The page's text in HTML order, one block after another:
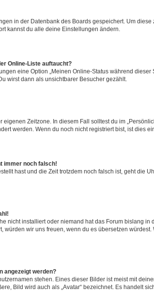
in der Datenbank des Boards gespeichert. Um
kannst du alle deine Einstellungen ändern.
Online-Liste auftaucht?
eine Option „Meinen Online-Status während
wirst dann als unsichtbarer Besucher gezählt.
Zeitzone. In diesem Fall solltest du im
werden. Wenn du noch nicht registriert bist, ist dies
immer noch falsch!
hast und die Zeit trotzdem noch falsch ist, geht die
nicht installiert oder niemand hat das Forum bislang
würden wir uns freuen, wenn du es übersetzen
angezeigt werden?
stehen. Eines dieser Bilder ist meist mit
Bild wird auch als „Avatar“ bezeichnet. Es handelt